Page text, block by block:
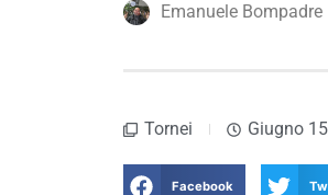
Emanuele Bompadre
Tornei Giugno
Facebook